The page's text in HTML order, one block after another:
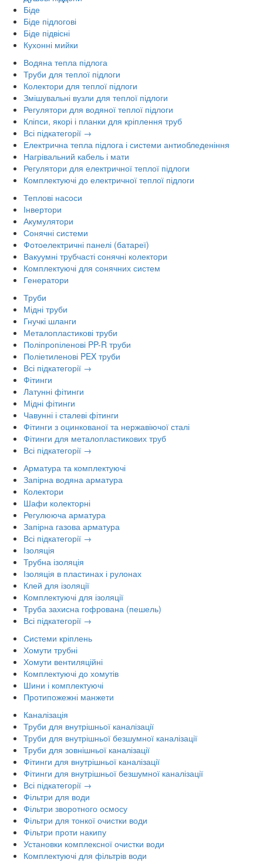
Біде
Біде підлогові
Біде підвісні
Кухонні мийки
Водяна тепла підлога
Труби для теплої підлоги
Колектори для теплої підлоги
Змішувальні вузли для теплої підлоги
Регулятори для водяної теплої підлоги
Кліпси, якорі і планки для кріплення труб
Всі підкатегорії →
Електрична тепла підлога і системи антиобледеніння
Нагрівальний кабель і мати
Регулятори для електричної теплої підлоги
Комплектуючі до електричної теплої підлоги
Теплові насоси
Інвертори
Акумулятори
Сонячні системи
Фотоелектричні панелі (батареї)
Вакуумні трубчасті сонячні колектори
Комплектуючі для сонячних систем
Генератори
Труби
Мідні труби
Гнучкі шланги
Металопластикові труби
Поліпропіленові PP-R труби
Поліетиленові PEX труби
Всі підкатегорії →
Фітинги
Латунні фітинги
Мідні фітинги
Чавунні і сталеві фітинги
Фітинги з оцинкованої та нержавіючої сталі
Фітинги для металопластикових труб
Всі підкатегорії →
Арматура та комплектуючі
Запірна водяна арматура
Колектори
Шафи колекторні
Регулююча арматура
Запірна газова арматура
Всі підкатегорії →
Ізоляція
Трубна ізоляція
Ізоляція в пластинах і рулонах
Клей для ізоляції
Комплектуючі для ізоляції
Труба захисна гофрована (пешель)
Всі підкатегорії →
Системи кріплень
Хомути трубні
Хомути вентиляційні
Комплектуючі до хомутів
Шини і комплектуючі
Протипожежні манжети
Каналізація
Труби для внутрішньої каналізації
Труби для внутрішньої безшумної каналізації
Труби для зовнішньої каналізації
Фітинги для внутрішньої каналізації
Фітинги для внутрішньої безшумної каналізації
Всі підкатегорії →
Фільтри для води
Фільтри зворотного осмосу
Фільтри для тонкої очистки води
Фільтри проти накипу
Установки комплексної очистки води
Комплектуючі для фільтрів води